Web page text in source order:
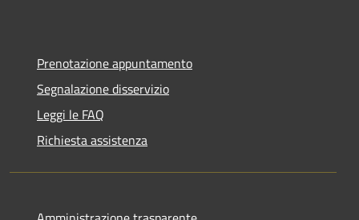
Prenotazione appuntamento
Segnalazione disservizio
Leggi le FAQ
Richiesta assistenza